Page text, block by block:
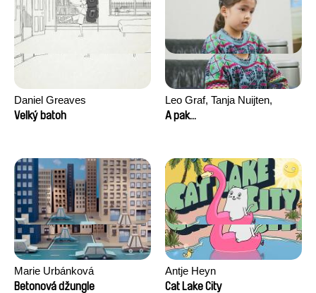
Daniel Greaves
Velký batoh
Leo Graf, Tanja Nuijten,
Raphael Stalder
A pak...
Marie Urbánková
Betonová džungle
Antje Heyn
Cat Lake City